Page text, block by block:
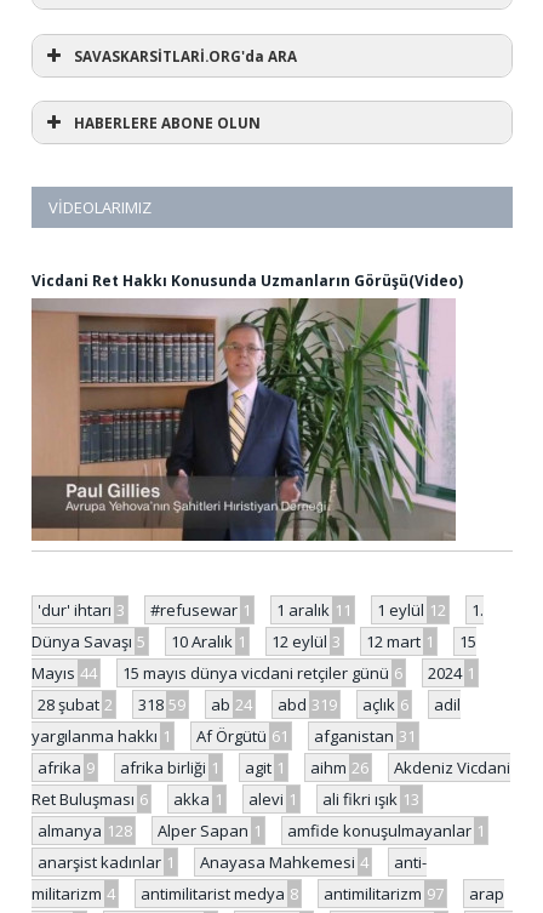
SAVASKARSİTLARİ.ORG'da ARA
HABERLERE ABONE OLUN
VIDEOLARIMIZ
Vicdani Ret Hakkı Konusunda Uzmanların Görüşü(Video)
'dur' ihtarı 3 #refusewar 1 1 aralık 11 1 eylül 12
1.
Dünya Savaşı 5 10 Aralık 1 12 eylül 3 12 mart 1
15
Mayıs 44 15 mayıs dünya vicdani retçiler günü 6 2024 1
28 şubat 2 318 59 ab 24 abd 319 açlık 6
adil
yargılanma hakkı 1 Af Örgütü 61 afganistan 31
afrika 9 afrika birliği 1 agit 1 aihm 26
Akdeniz Vicdani
Ret Buluşması 6 akka 1 alevi 1 ali fikri ışık 13
almanya 128 Alper Sapan 1 amfide konuşulmayanlar 1
anarşist kadınlar 1 Anayasa Mahkemesi 4
anti-
militarizm 4 antimilitarist medya 8 antimilitarizm 97
arap